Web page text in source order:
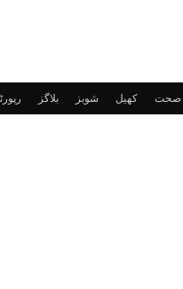
بلاگز شوبز کھیل صحت